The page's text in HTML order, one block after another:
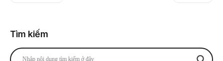
Tìm kiếm